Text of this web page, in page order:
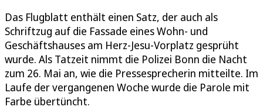
Das Flugblatt enthält einen Satz, der auch als
Schriftzug auf die Fassade eines Wohn- und
Geschäftshauses am Herz-Jesu-Vorplatz gesprüht
wurde. Als Tatzeit nimmt die Polizei Bonn die Nacht
zum 26. Mai an, wie die Pressesprecherin mitteilte. Im
Laufe der vergangenen Woche wurde die Parole mit
Farbe übertüncht.